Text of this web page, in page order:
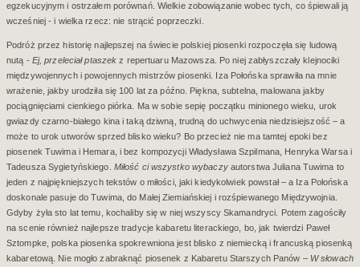
egzekucyjnym i ostrzałem porównań. Wielkie zobowiązanie wobec tych, co śpiewali ją
wcześniej - i wielka rzecz: nie strącić poprzeczki.
Podróż przez historię najlepszej na świecie polskiej piosenki rozpoczęła się ludową
nutą - Ej, przeleciał ptaszek z repertuaru Mazowsza. Po niej zabłyszczały klejnociki
międzywojennych i powojennych mistrzów piosenki. Iza Połońska sprawiła na mnie
wrażenie, jakby urodziła się 100 lat za późno. Piękna, subtelna, malowana jakby
pociągnięciami cienkiego piórka. Ma w sobie sepię początku minionego wieku, urok
gwiazdy czarno-białego kina i taką dziwną, trudną do uchwycenia niedzisiejszość – a
może to urok utworów sprzed blisko wieku? Bo przecież nie ma tamtej epoki bez
piosenek Tuwima i Hemara, i bez kompozycji Władysława Szpilmana, Henryka Warsa i
Tadeusza Sygietyńskiego. Miłość ci wszystko wybaczyautorstwa Juliana Tuwima to
jeden z najpiękniejszych tekstów o miłości, jaki kiedykolwiek powstał – a Iza Połońska
doskonale pasuje do Tuwima, do Małej Ziemiańskiej i rozśpiewanego Międzywojnia.
Gdyby żyła sto lat temu, kochaliby się w niej wszyscy Skamandryci. Potem zagościły
na scenie również najlepsze tradycje kabaretu literackiego, bo, jak twierdzi Paweł
Sztompke, polska piosenka spokrewniona jest blisko z niemiecką i francuską piosenką
kabaretową. Nie mogło zabraknąć piosenek z Kabaretu Starszych Panów – W słowach